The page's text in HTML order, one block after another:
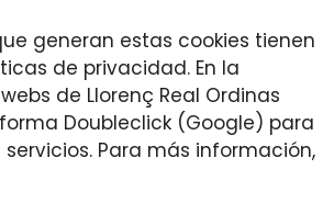
generan estas cookies tienen
de privacidad. En la
de Llorenç Real Ordinas
Doubleclick (Google) para
Para más información,